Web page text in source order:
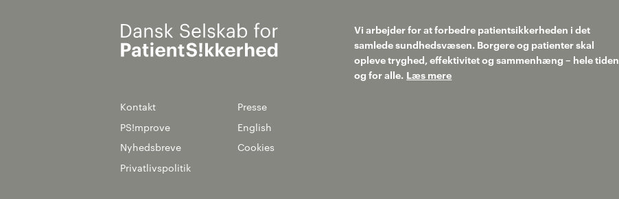
Kontakt
Presse
PS!mprove
English
Nyhedsbreve
Cookies
Privatlivspolitik
Vi arbejder for at forbedre patientsikkerheden i det
samlede sundhedsvæsen. Borgere og patienter skal
opleve tryghed, effektivitet og sammenhæng – hele tiden
og for alle. Læs mere